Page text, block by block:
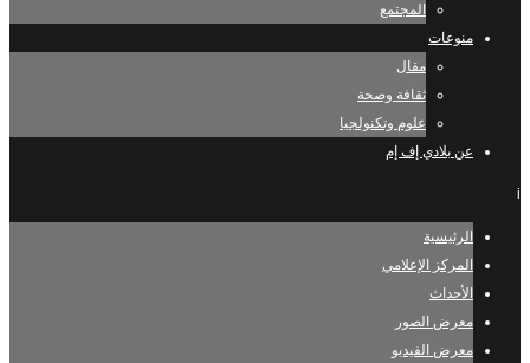
المجتمع
منوعات
مقال
ثقافة وصحة
علوم وتكنولجيا
عن بلادي إف إم
i
الرئيسية
المركز الإعلامي
الأحداث
معرض الصور
معرض الفيديو